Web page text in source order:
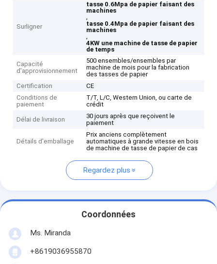
Surligner
tasse 0.6Mpa de papier faisant des
machines
,
tasse 0.4Mpa de papier faisant des
machines
,
4KW une machine de tasse de papier
de temps
Capacité
d'approvisionnement
500 ensembles/ensembles par
machine de mois pour la fabrication
des tasses de papier
Certification
CE
Conditions de
paiement
T/T, L/C, Western Union, ou carte de
crédit
Délai de livraison
30 jours après que reçoivent le
paiement
Détails d'emballage
Prix anciens complètement
automatiques à grande vitesse en bois
de machine de tasse de papier de cas
Regardez plus
Coordonnées
Ms. Miranda
+8619036955870